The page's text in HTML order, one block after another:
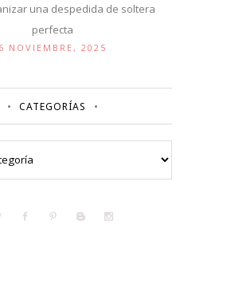
una despedida de soltera
perfecta
6 NOVIEMBRE, 2025
CATEGORÍAS